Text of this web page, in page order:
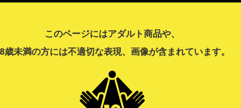
このページにはアダルト商品や、
歳未満の方には不適切な表現、画像が含まれています。